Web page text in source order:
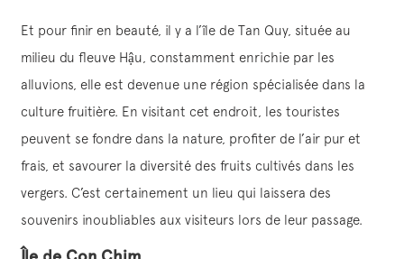
Et pour finir en beauté, il y a l’île de Tan Quy, située au
milieu du fleuve Hậu, constamment enrichie par les
alluvions, elle est devenue une région spécialisée dans la
culture fruitière. En visitant cet endroit, les touristes
peuvent se fondre dans la nature, profiter de l’air pur et
frais, et savourer la diversité des fruits cultivés dans les
vergers. C’est certainement un lieu qui laissera des
souvenirs inoubliables aux visiteurs lors de leur passage.